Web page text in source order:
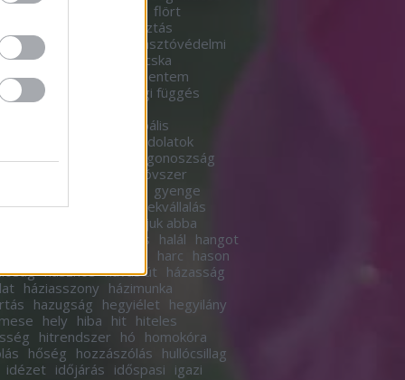
flört
fogyasztás
társadalom
fogyasztóvédelmi
forgalom
fricska
függőség
futni mentem
gazdagság
gazdasági függés
mobilitás
globális
gondolatok
gondoskodás
gonoszság
gumióvszer
gyenge
gyereknevelés
gyerekvállalás
hagyjuk abba
haladás halál hangot
harc hason
hasznos havas út házasság
háziasszony házimunka
hazugság hegyiélet hegyilány
hely hiba hit hiteles
hitrendszer hó homokóra
hőség hozzászólás hullócsillag
idézet időjárás időspasi igazi